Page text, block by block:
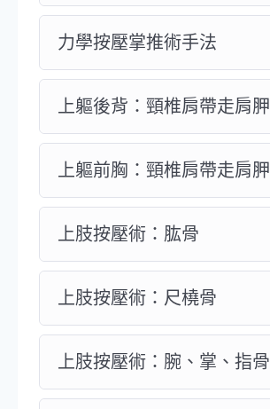
力學按壓掌推術手法
上軀後背：頸椎肩帶走肩胛
上軀前胸：頸椎肩帶走肩胛
上肢按壓術：肱骨
上肢按壓術：尺橈骨
上肢按壓術：腕、掌、指骨